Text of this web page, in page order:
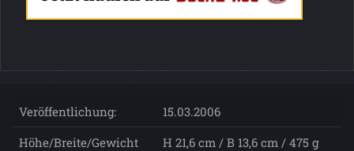
Veröffentlichung:
15.03.2006
Höhe/Breite/Gewicht
H 21,6 cm / B 13,6 cm / 475 g